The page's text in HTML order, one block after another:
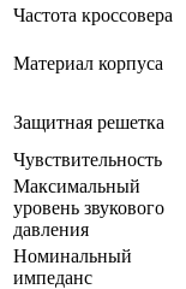
Частота кроссовера
Материал корпуса
Защитная решетка
Чувствительность
Максимальный
уровень звукового
давления
Номинальный
импеданс